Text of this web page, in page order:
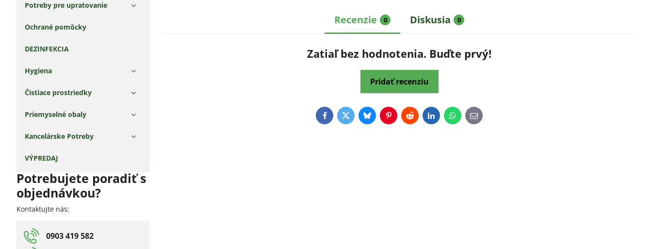
Recenzie 0 Diskusia 0
Zatiaľ bez hodnotenia. Buďte prvý!
Pridať recenziu
FacebookTwitterBlueskyPinterestRedditLinkedInWhatsApp
E-
mail
Potreby pre upratovanie
Ochrané pomôcky
DEZINFEKCIA
Hygiena
Čistiace prostriedky
Priemyselné obaly
Kancelárske Potreby
VÝPREDAJ
Potrebujete poradiť s
objednávkou?
Kontaktujte nás:
0903 419 582